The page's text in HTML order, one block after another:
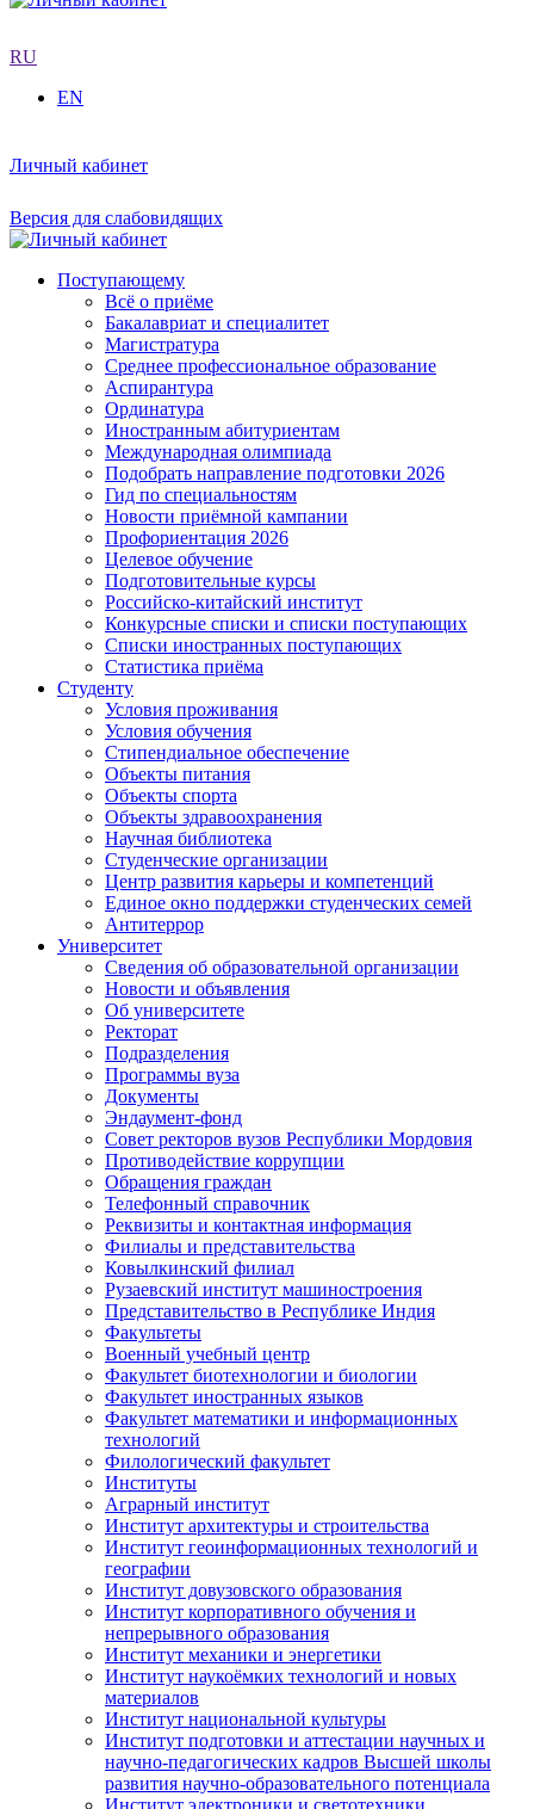
RU
EN
Личный кабинет
Версия для слабовидящих
Поступающему
Всё о приёме
Бакалавриат и специалитет
Магистратура
Среднее профессиональное образование
Аспирантура
Ординатура
Иностранным абитуриентам
Международная олимпиада
Подобрать направление подготовки 2026
Гид по специальностям
Новости приёмной кампании
Профориентация 2026
Целевое обучение
Подготовительные курсы
Российско-китайский институт
Конкурсные списки и списки поступающих
Списки иностранных поступающих
Статистика приёма
Студенту
Условия проживания
Условия обучения
Стипендиальное обеспечение
Объекты питания
Объекты спорта
Объекты здравоохранения
Научная библиотека
Студенческие организации
Центр развития карьеры и компетенций
Единое окно поддержки студенческих семей
Антитеррор
Университет
Сведения об образовательной организации
Новости и объявления
Об университете
Ректорат
Подразделения
Программы вуза
Документы
Эндаумент-фонд
Совет ректоров вузов Республики Мордовия
Противодействие коррупции
Обращения граждан
Телефонный справочник
Реквизиты и контактная информация
Филиалы и представительства
Ковылкинский филиал
Рузаевский институт машиностроения
Представительство в Республике Индия
Факультеты
Военный учебный центр
Факультет биотехнологии и биологии
Факультет иностранных языков
Факультет математики и информационных
технологий
Филологический факультет
Институты
Аграрный институт
Институт архитектуры и строительства
Институт геоинформационных технологий и
географии
Институт довузовского образования
Институт корпоративного обучения и
непрерывного образования
Институт механики и энергетики
Институт наукоёмких технологий и новых
материалов
Институт национальной культуры
Институт подготовки и аттестации научных и
научно-педагогических кадров Высшей школы
развития научно-образовательного потенциала
Институт электроники и светотехники